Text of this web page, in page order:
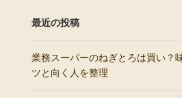
最近の投稿
業務スーパーのねぎとろは買い？
ツと向く人を整理